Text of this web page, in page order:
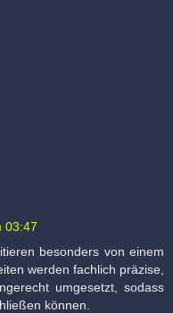
03:47
besonders von einem
werden fachlich präzise,
umgesetzt, sodass
können.